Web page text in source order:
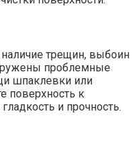
наличие трещин, выбоин
проблемные
шпаклевки или
поверхность к
и прочность.